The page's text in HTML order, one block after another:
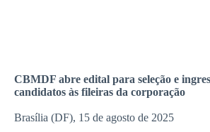
CBMDF abre edital para seleção e
candidatos às fileiras da corporação
Brasília (DF), 15 de agosto de 2025